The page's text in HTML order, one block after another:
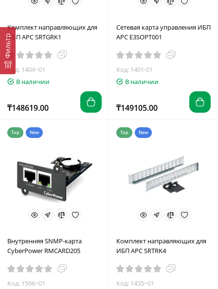
Фильтр
Комплект направляющих для
ИБП APC SRTGRK1
Код: 1404~01
В наличии
₸148619.00
Сетевая карта управления ИБП
APC E3SOPT001
Код: 1401-01
В наличии
₸149105.00
Top New
Внутренняя SNMP-карта
CyberPower RMCARD205
Код: 1596~01
Top New
Комплект направляющих для
ИБП APC SRTRK4
Код: 1435~01